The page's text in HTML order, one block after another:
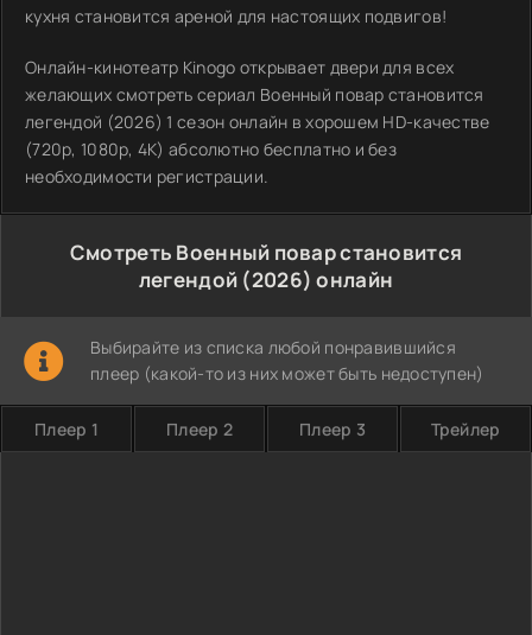
кухня становится ареной для настоящих подвигов!
Онлайн-кинотеатр Kinogo открывает двери для всех
желающих смотреть сериал Военный повар становится
легендой (2026) 1 сезон онлайн в хорошем HD-качестве
(720p, 1080p, 4K) абсолютно бесплатно и без
необходимости регистрации.
Смотреть Военный повар становится
легендой (2026) онлайн
Выбирайте из списка любой понравившийся
плеер (какой-то из них может быть недоступен)
Плеер 1 Плеер 2 Плеер 3 Трейлер